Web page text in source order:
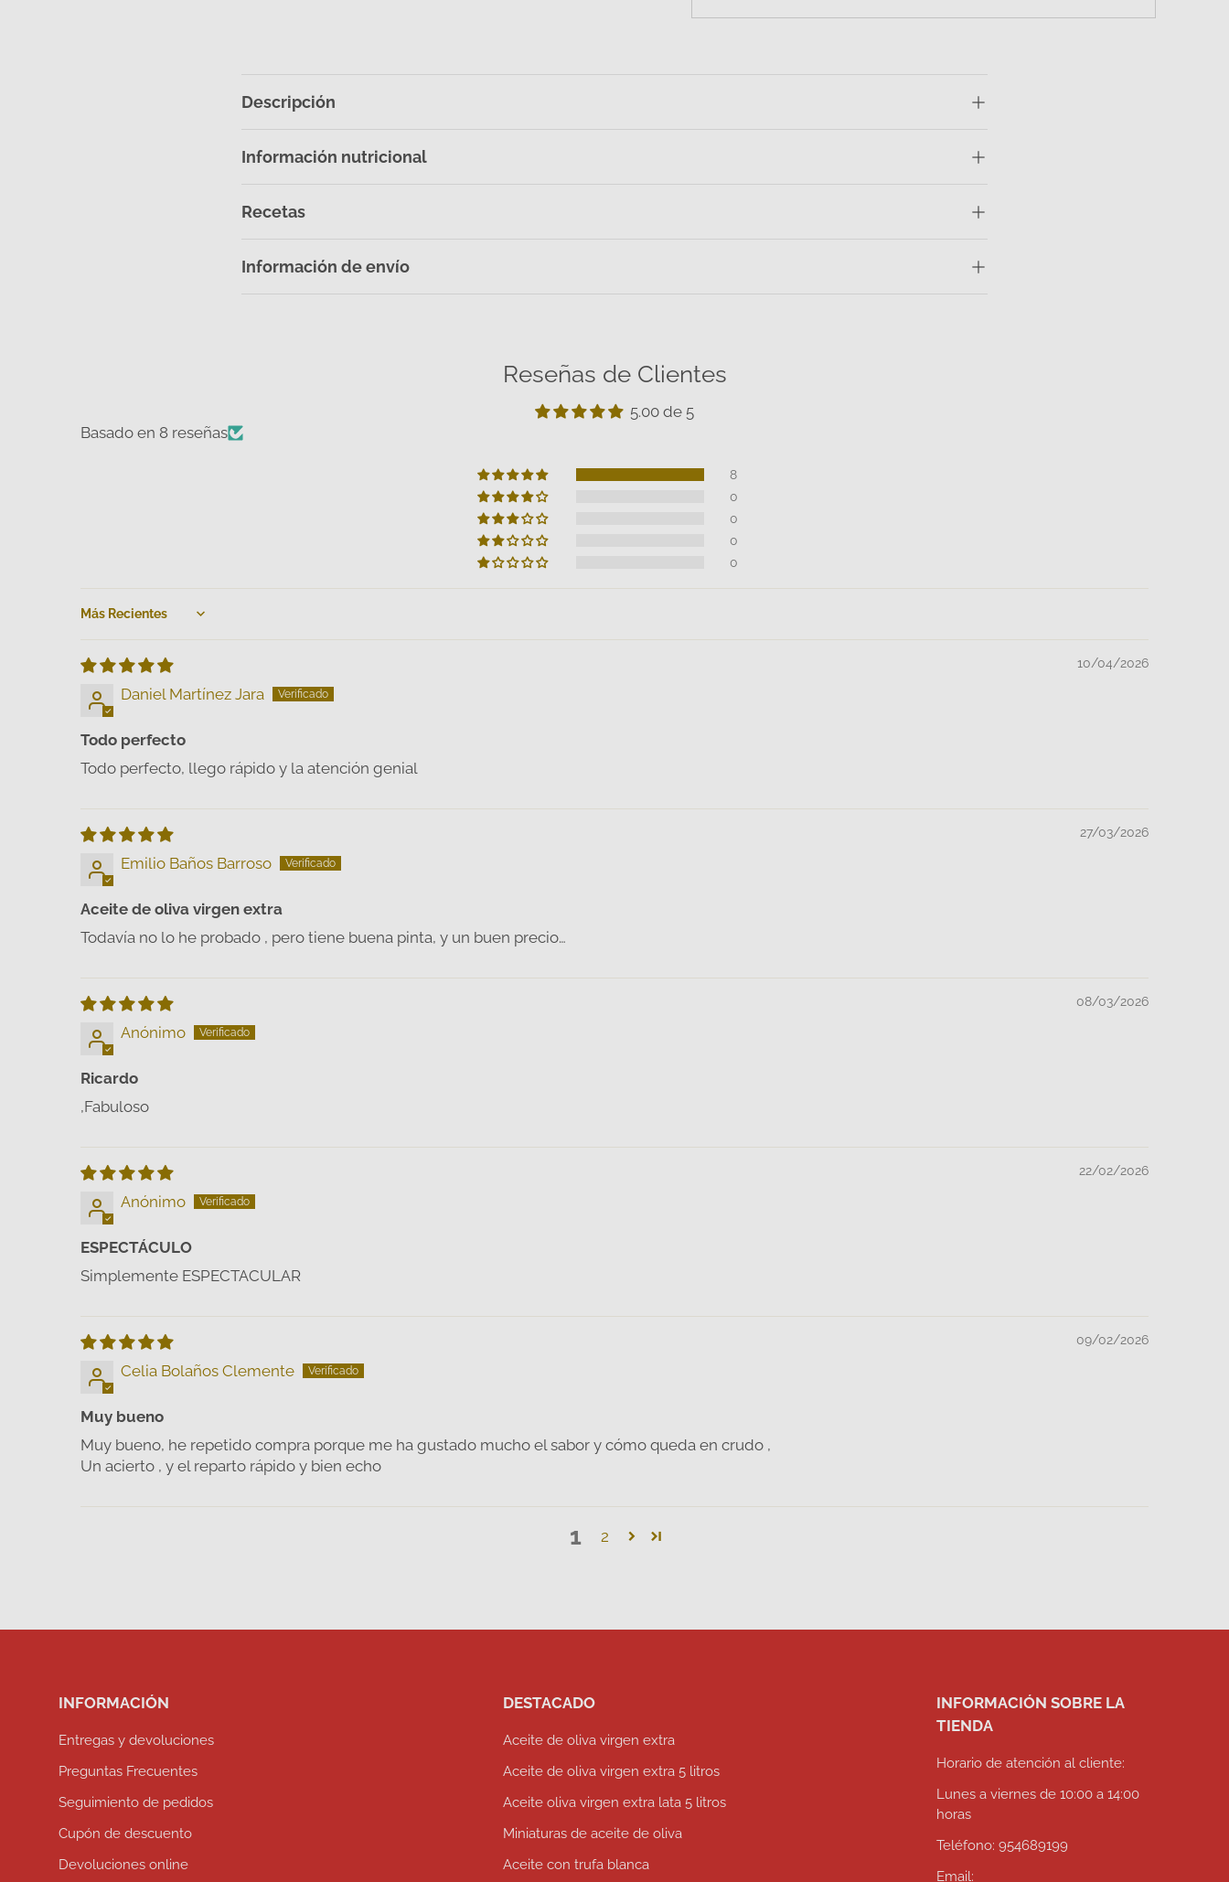
Descripción
Información nutricional
Recetas
Información de envío
Reseñas de Clientes
5.00 de 5
Basado en 8 reseñas
8
0
0
0
0
Sort by
10/04/2026
Daniel Martínez Jara
Todo perfecto
Todo perfecto, llego rápido y la atención genial
27/03/2026
Emilio Baños Barroso
Aceite de oliva virgen extra
Todavía no lo he probado , pero tiene buena pinta, y un buen precio…
08/03/2026
Anónimo
Ricardo
,Fabuloso
22/02/2026
Anónimo
ESPECTÁCULO
Simplemente ESPECTACULAR
09/02/2026
Celia Bolaños Clemente
Muy bueno
Muy bueno, he repetido compra porque me ha gustado mucho el sabor y cómo queda en crudo ,
Un acierto , y el reparto rápido y bien echo
1 2
INFORMACIÓN
Entregas y devoluciones
Preguntas Frecuentes
Seguimiento de pedidos
Cupón de descuento
Devoluciones online
DESTACADO
Aceite de oliva virgen extra
Aceite de oliva virgen extra 5 litros
Aceite oliva virgen extra lata 5 litros
Miniaturas de aceite de oliva
Aceite con trufa blanca
INFORMACIÓN SOBRE LA
TIENDA
Horario de atención al cliente:
Lunes a viernes de 10:00 a 14:00
horas
Teléfono: 954689199
Email: